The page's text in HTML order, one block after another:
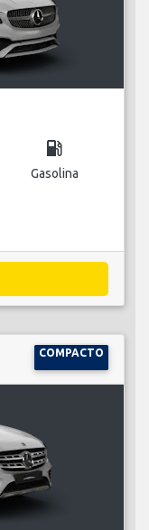
local_gas_station
Gasolina
COMPACTO